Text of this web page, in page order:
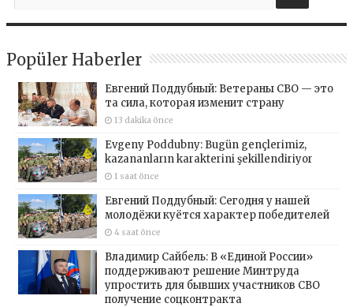
Popüler Haberler
Евгений Поддубный: Ветераны СВО — это
та сила, которая изменит страну
13 dakika önce
Evgeny Poddubny: Bugün gençlerimiz,
kazananların karakterini şekillendiriyor
1 saat önce
Евгений Поддубный: Сегодня у нашей
молодёжи куётся характер победителей
4 saat önce
Владимир Сайбель: В «Единой России»
поддерживают решение Минтруда
упростить для бывших участников СВО
получение соцконтракта